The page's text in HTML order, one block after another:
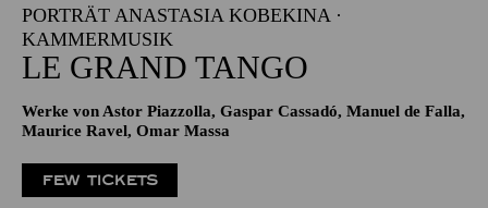
PORTRÄT ANASTASIA KOBEKINA ·
KAMMERMUSIK
LE GRAND TANGO
Werke von Astor Piazzolla, Gaspar Cassadó, Manuel de Falla,
Maurice Ravel, Omar Massa
FEW TICKETS